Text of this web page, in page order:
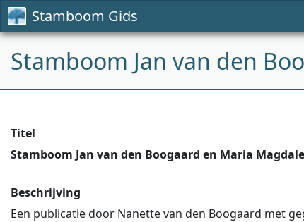
Stamboom Gids
Stamboom Jan van den
Titel
Stamboom Jan van den Boogaard en Maria
Beschrijving
Een publicatie door Nanette van den Boogaard met